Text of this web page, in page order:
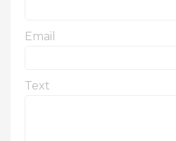
Email
Text